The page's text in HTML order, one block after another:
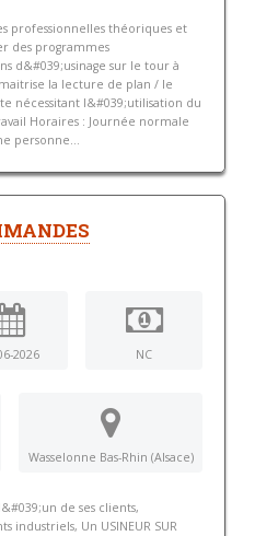
professionnelles théoriques et
des programmes
d&#039;usinage sur le tour à
la lecture de plan / le
nécessitant l&#039;utilisation du
Horaires : Journée normale
personne...
2026 NC
Wasselonne Bas-Rhin (Alsace)
de ses clients,
Un USINEUR SUR